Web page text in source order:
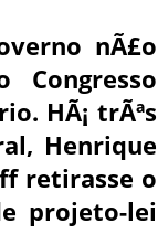
nÃ£o
HÃ¡ trÃªs
Henrique
retirasse o
projeto-lei